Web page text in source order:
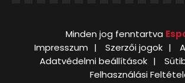
Minden jog fenntartva
Impresszum
Szerzői jogok
Adatvédelmi beállítások
Felhasználási